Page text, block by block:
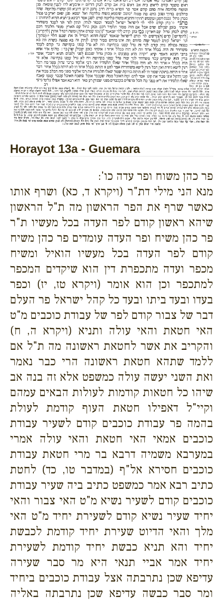
Horayot 13a - Guemara
פר כהן משוח ופר עדה כו':
מנא הני מילי דת"ר (ויקרא ד, כא) ושרף אותו
כאשר שרף את הפר הראשון מה ת"ל הראשון
שיהא ראשון קודם לפר העדה בכל מעשיו ת"ר
פר כהן משיח ופר העדה עומדים פר כהן משיח
קודם לפר העדה בכל מעשיו הואיל ומשיח
מכפר ועדה מתכפרת דין הוא שיקדים המכפר
למתכפר וכן הוא אומר (ויקרא טז, יז) וכפר
בעדו ובעד ביתו ובעד כל קהל ישראל פר העלם
דבר של צבור קודם לפר של עבודת כוכבים מ"ט
האי חטאת והאי עולה ותניא (ויקרא ה, ח)
והקריב את אשר לחטאת ראשונה מה ת"ל אם
ללמד שתהא חטאת ראשונה הרי כבר נאמר
ואת השני יעשה עולה כמשפט אלא זה בנה אב
שיהו כל חטאות קודמות לעולות הבאים עמהם
וקיי"ל דאפילו חטאת העוף קודמת לעולת
בהמה פר עבודת כוכבים קודם לשעיר עבודת
כוכבים אמאי האי חטאת והאי עולה אמרי
במערבא משמיה דרבא בר מרי חטאת עבודת
כוכבים חסירא אל"ף (במדבר טו, כד) לחטת
כתיב רבא אמר כמשפט כתיב ביה שעיר עבודת
כוכבים קודם לשעיר נשיא מ"ט האי צבור והאי
יחיד שעיר נשיא קודם לשעירת יחיד מ"ט האי
מלך והאי הדיוט שעירת יחיד קודמת לכבשת
יחיד והא תניא כבשת יחיד קודמת לשעירת
יחיד אמר אביי תנאי היא מר סבר שעירה
עדיפא שכן נתרבתה אצל עבודת כוכבים ביחיד
ומר סבר כבשה עדיפא שכן נתרבתה באליה